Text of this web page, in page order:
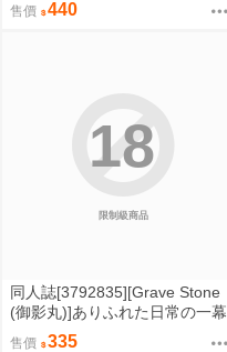
售價 440
限制級商品
18
同人誌[3792835][Grave Stone
(御影丸)]ありふれた日常の一幕
(初音VOICEROID)
售價 335